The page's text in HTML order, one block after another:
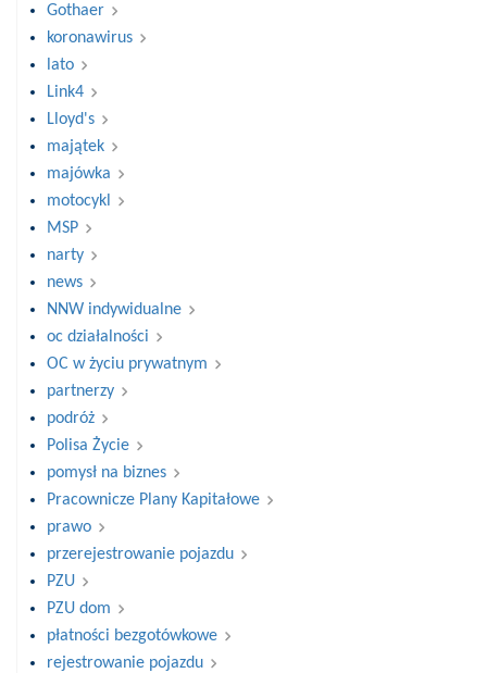
Gothaer
koronawirus
lato
Link4
Lloyd's
majątek
majówka
motocykl
MSP
narty
news
NNW indywidualne
oc działalności
OC w życiu prywatnym
partnerzy
podróż
Polisa Życie
pomysł na biznes
Pracownicze Plany Kapitałowe
prawo
przerejestrowanie pojazdu
PZU
PZU dom
płatności bezgotówkowe
rejestrowanie pojazdu